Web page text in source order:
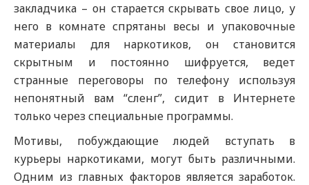
закладчика – он старается скрывать свое лицо, у
него в комнате спрятаны весы и упаковочные
материалы для наркотиков, он становится
скрытным и постоянно шифруется, ведет
странные переговоры по телефону используя
непонятный вам “сленг”, сидит в Интернете
только через специальные программы.
Мотивы, побуждающие людей вступать в
курьеры наркотиками, могут быть различными.
Одним из главных факторов является заработок.